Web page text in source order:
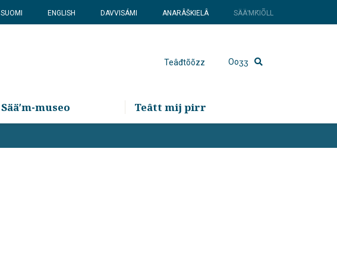
SUOMI ENGLISH DAVVISÁMI ANARÂŠKIELÂ SÄÄʹMǨIÕLL
Teâđtõõzz Ooʒʒ
Sääʹm-museo Teâtt mij pirr